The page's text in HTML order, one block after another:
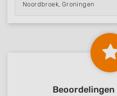
Noordbroek, Groningen